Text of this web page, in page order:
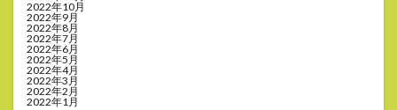
2022年10月
2022年9月
2022年8月
2022年7月
2022年6月
2022年5月
2022年4月
2022年3月
2022年2月
2022年1月